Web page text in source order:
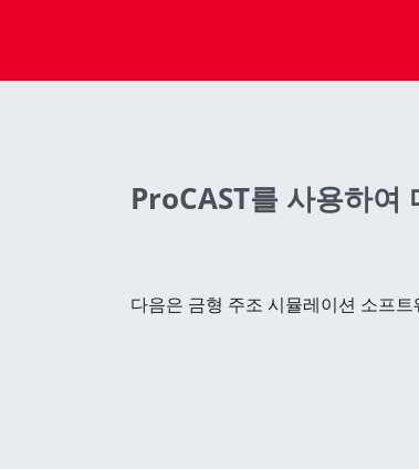
ProCAST를 사용하여
다음은 금형 주조 시뮬레이션 소프